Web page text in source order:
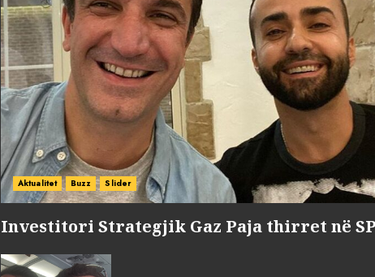
Aktualitet Buzz Slider
Investitori Strategjik Gaz Paja thirret në